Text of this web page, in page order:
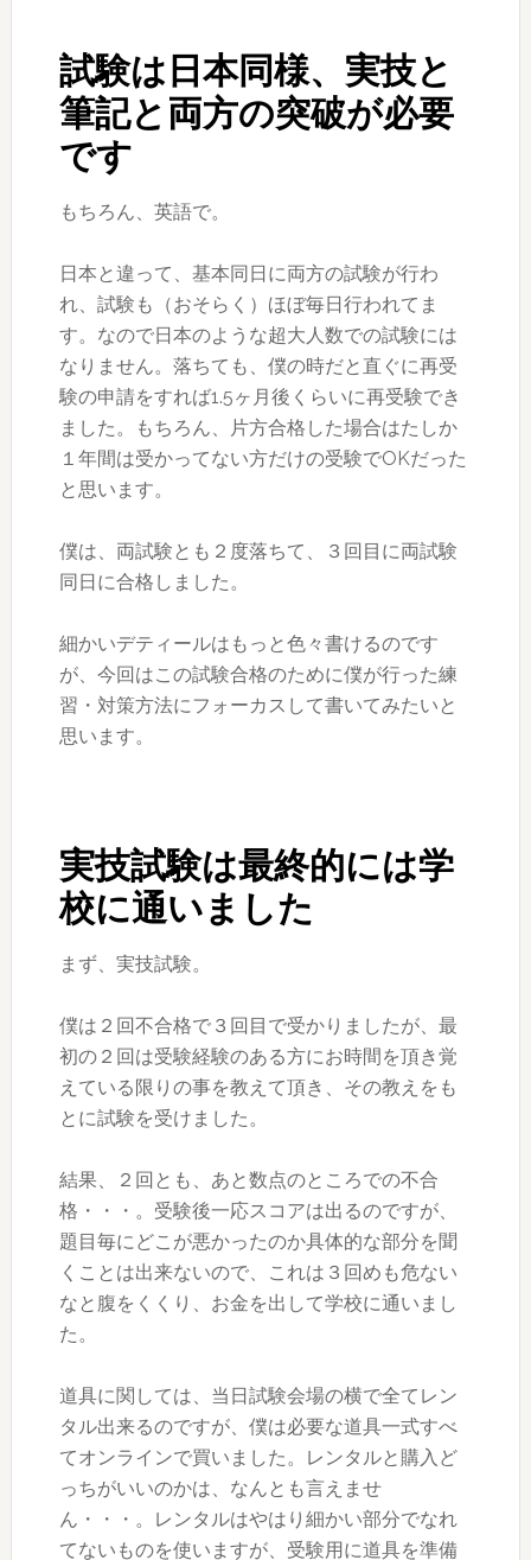
試験は日本同様、実技と
筆記と両方の突破が必要
です
もちろん、英語で。
日本と違って、基本同日に両方の試験が行わ
れ、試験も（おそらく）ほぼ毎日行われてま
す。なので日本のような超大人数での試験には
なりません。落ちても、僕の時だと直ぐに再受
験の申請をすれば1.5ヶ月後くらいに再受験でき
ました。もちろん、片方合格した場合はたしか
１年間は受かってない方だけの受験でOKだった
と思います。
僕は、両試験とも２度落ちて、３回目に両試験
同日に合格しました。
細かいデティールはもっと色々書けるのです
が、今回はこの試験合格のために僕が行った練
習・対策方法にフォーカスして書いてみたいと
思います。
実技試験は最終的には学
校に通いました
まず、実技試験。
僕は２回不合格で３回目で受かりましたが、最
初の２回は受験経験のある方にお時間を頂き覚
えている限りの事を教えて頂き、その教えをも
とに試験を受けました。
結果、２回とも、あと数点のところでの不合
格・・・。受験後一応スコアは出るのですが、
題目毎にどこが悪かったのか具体的な部分を聞
くことは出来ないので、これは３回めも危ない
なと腹をくくり、お金を出して学校に通いまし
た。
道具に関しては、当日試験会場の横で全てレン
タル出来るのですが、僕は必要な道具一式すべ
てオンラインで買いました。レンタルと購入ど
っちがいいのかは、なんとも言えませ
ん・・・。レンタルはやはり細かい部分でなれ
てないものを使いますが、受験用に道具を準備